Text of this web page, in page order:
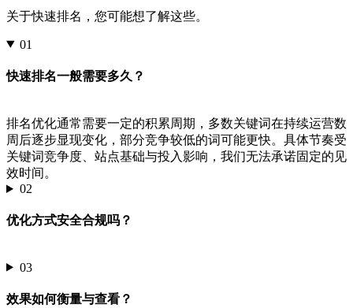
关于快速排名，您可能想了解这些。
01
快速排名一般需要多久？
排名优化通常需要一定的积累周期，多数关键词在持续运营数
周后逐步显现变化，部分竞争较低的词可能更快。具体节奏受
关键词竞争度、站点基础与投入影响，我们无法承诺固定的见
效时间。
02
优化方式安全合规吗？
03
效果如何衡量与查看？